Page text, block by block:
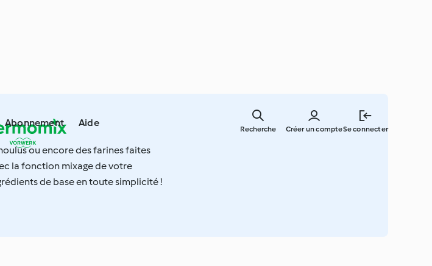
main
Abonnement Aide
Créer un compteSe connecter
Recherche
ou encore des farines faites
la fonction mixage de votre
de base en toute simplicité !